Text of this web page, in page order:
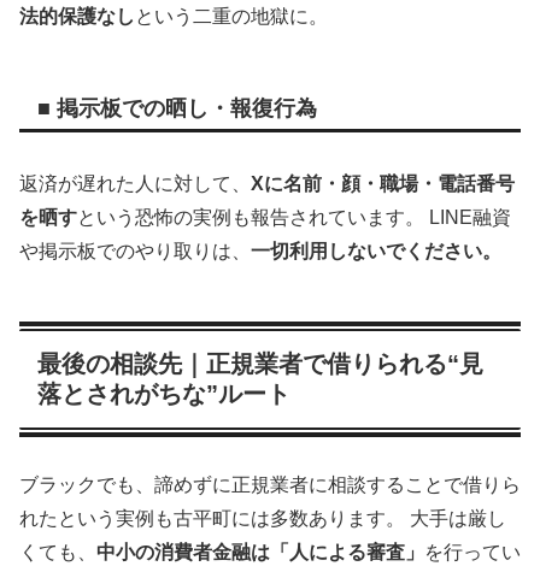
法的保護なし という二重の地獄に。
■ 掲示板での晒し・報復行為
返済が遅れた人に対して、 Xに名前・顔・職場・電話番号
を晒すという恐怖の実例も報告されています。 LINE融資
や掲示板でのやり取りは、 一切利用しないでください。
最後の相談先｜正規業者で借りられる“見
落とされがちな”ルート
ブラックでも、諦めずに正規業者に相談することで借りら
れたという実例も古平町には多数あります。 大手は厳し
くても、 中小の消費者金融は「人による審査」
を行ってい